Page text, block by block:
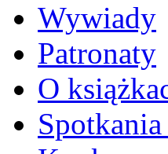
Wywiady
Patronaty
O